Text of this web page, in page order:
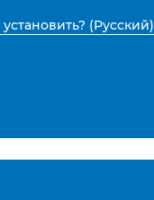
(Русский)